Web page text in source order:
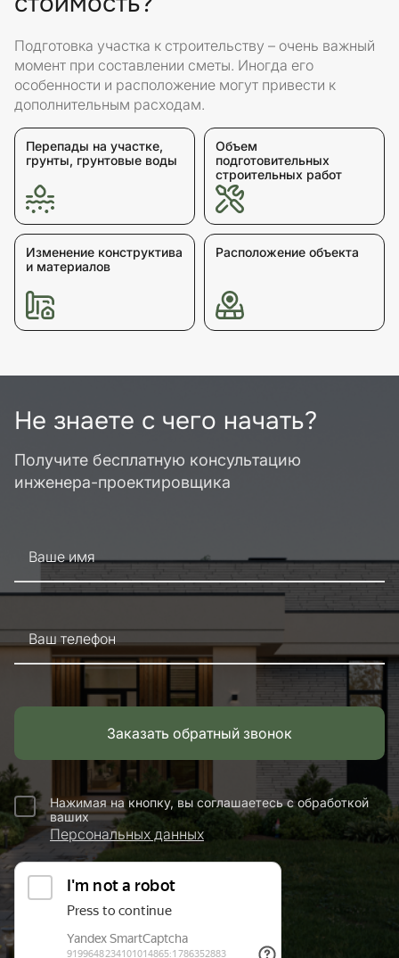
Подготовка участка к строительству – очень важный
момент при составлении сметы. Иногда его
особенности и расположение могут привести к
дополнительным расходам.
Перепады на участке,
грунты, грунтовые воды
Объем
подготовительных
строительных работ
Изменение конструктива
и материалов
Расположение объекта
Не знаете с чего начать?
Получите бесплатную консультацию
инженера-проектировщика
Ваше имя
Ваш телефон
Заказать обратный звонок
Нажимая на кнопку, вы соглашаетесь с обработкой
ваших
Персональных данных